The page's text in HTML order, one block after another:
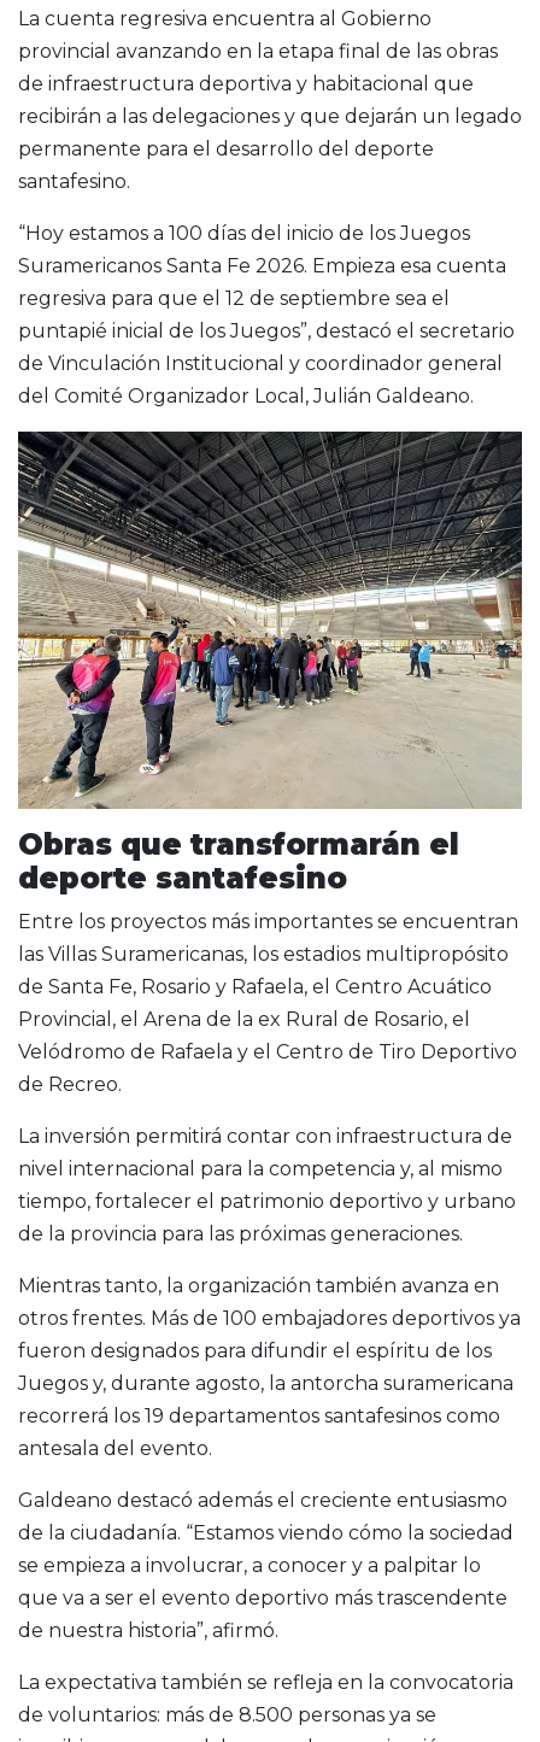
La cuenta regresiva encuentra al Gobierno
provincial avanzando en la etapa final de las obras
de infraestructura deportiva y habitacional que
recibirán a las delegaciones y que dejarán un legado
permanente para el desarrollo del deporte
santafesino.
“Hoy estamos a 100 días del inicio de los Juegos
Suramericanos Santa Fe 2026. Empieza esa cuenta
regresiva para que el 12 de septiembre sea el
puntapié inicial de los Juegos”, destacó el secretario
de Vinculación Institucional y coordinador general
del Comité Organizador Local, Julián Galdeano.
Obras que transformarán el
deporte santafesino
Entre los proyectos más importantes se encuentran
las Villas Suramericanas, los estadios multipropósito
de Santa Fe, Rosario y Rafaela, el Centro Acuático
Provincial, el Arena de la ex Rural de Rosario, el
Velódromo de Rafaela y el Centro de Tiro Deportivo
de Recreo.
La inversión permitirá contar con infraestructura de
nivel internacional para la competencia y, al mismo
tiempo, fortalecer el patrimonio deportivo y urbano
de la provincia para las próximas generaciones.
Mientras tanto, la organización también avanza en
otros frentes. Más de 100 embajadores deportivos ya
fueron designados para difundir el espíritu de los
Juegos y, durante agosto, la antorcha suramericana
recorrerá los 19 departamentos santafesinos como
antesala del evento.
Galdeano destacó además el creciente entusiasmo
de la ciudadanía. “Estamos viendo cómo la sociedad
se empieza a involucrar, a conocer y a palpitar lo
que va a ser el evento deportivo más trascendente
de nuestra historia”, afirmó.
La expectativa también se refleja en la convocatoria
de voluntarios: más de 8.500 personas ya se